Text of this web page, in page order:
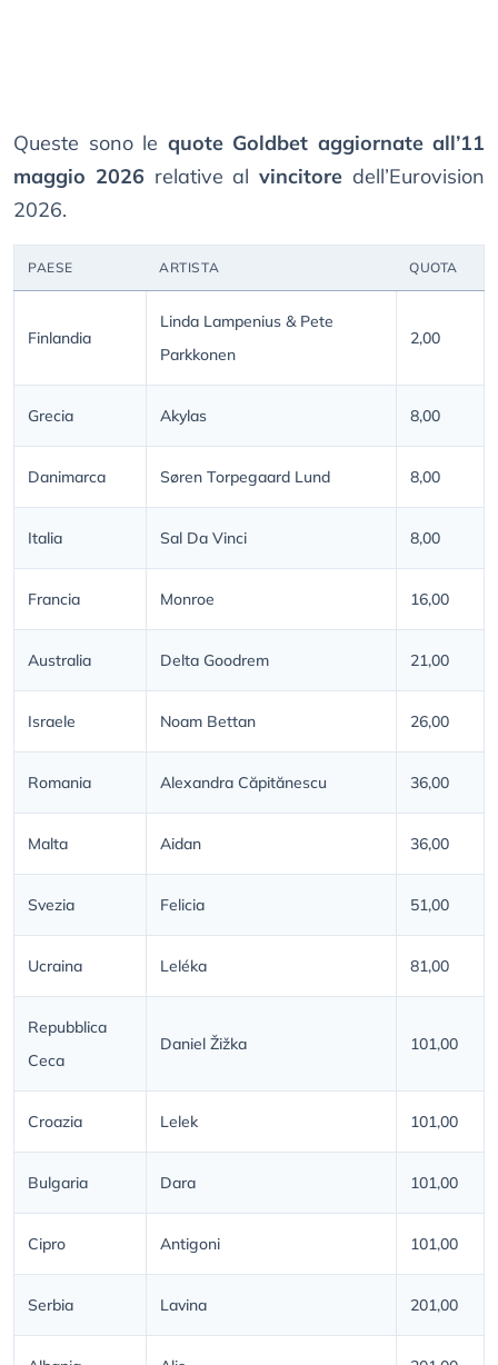
Queste sono le quote Goldbet aggiornate all’11
maggio 2026 relative alvincitore dell’Eurovision
2026.
PAESE ARTISTA QUOTA
Finlandia
Linda Lampenius & Pete
Parkkonen
2,00
Grecia Akylas 8,00
Danimarca Søren Torpegaard Lund 8,00
Italia Sal Da Vinci 8,00
Francia Monroe 16,00
Australia Delta Goodrem 21,00
Israele Noam Bettan 26,00
Romania Alexandra Căpitănescu 36,00
Malta Aidan 36,00
Svezia Felicia 51,00
Ucraina Leléka 81,00
Repubblica
Ceca
Daniel Žižka 101,00
Croazia Lelek 101,00
Bulgaria Dara 101,00
Cipro Antigoni 101,00
Serbia Lavina 201,00